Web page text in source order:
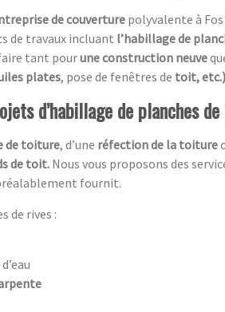
de couverture polyvalente à
de travaux incluant l’habillage de
tant pourune construction neuve
plates, pose de fenêtres de toit, etc.)
d’habillage de planches
de toiture, d’une réfection de la toiture
de toit. Nous vous proposons des
fournit.
de rives :
d’eau